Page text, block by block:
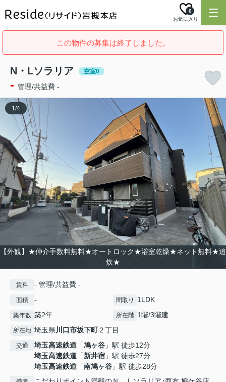
お気に入り
0
この物件の募集は終了しました。
N・Lソラリア 空室0
- 管理/共益費 -
【外観】★仲介手数料無料★オートロック★浴室乾燥★ネット無料★追
炊★
1/4
賃料 - 管理/共益費 -
面積 - 間取り 1LDK
築年数 築2年 所在階 1階/3階建
所在地 埼玉県川口市坂下町２丁目
交通 埼玉高速鉄道 「鳩ヶ谷 」駅 徒歩12分
埼玉高速鉄道 「新井宿 」駅 徒歩27分
埼玉高速鉄道 「南鳩ヶ谷 」駅 徒歩28分